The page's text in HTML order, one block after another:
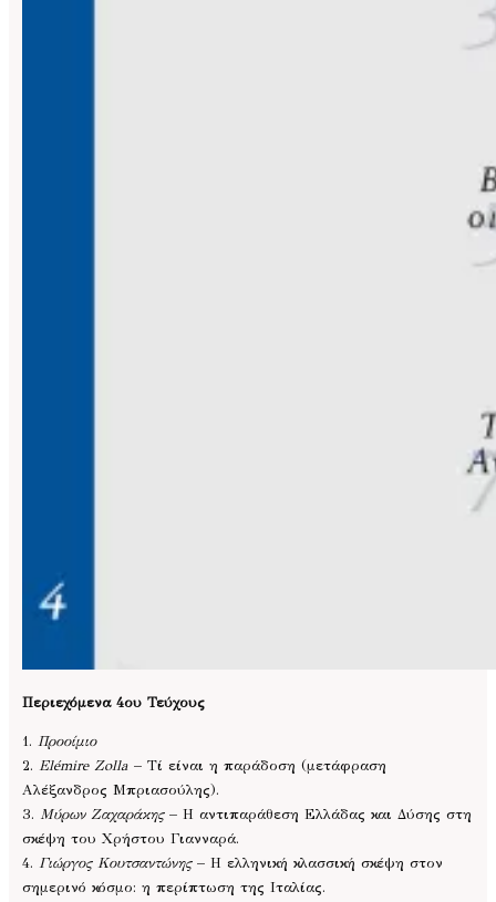
Περιεχόμενα 4ου Τεύχους
1. Προοίμιο
2. Elémire Zolla – Τί είναι η παράδοση (μετάφραση
Αλέξανδρος Μπριασούλης).
3. Μύρων Ζαχαράκης– Η αντιπαράθεση Ελλάδας και Δύσης στη
σκέψη του Χρήστου Γιανναρά.
4. Γιώργος Κουτσαντώνης– Η ελληνική κλασσική σκέψη στον
σημερινό κόσμο: η περίπτωση της Ιταλίας.